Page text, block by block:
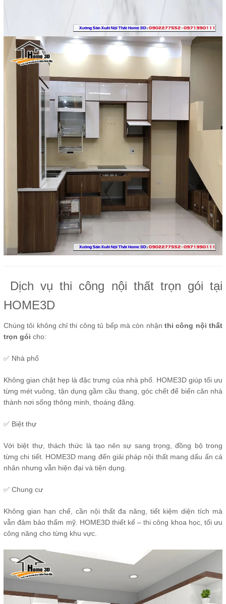
Dịch vụ thi công nội thất trọn gói tại
HOME3D
Chúng tôi không chỉ thi công tủ bếp mà còn nhận thi công nội thất
trọn gói cho:
✅ Nhà phố
Không gian chật hẹp là đặc trưng của nhà phố. HOME3D giúp tối ưu
từng mét vuông, tận dụng gầm cầu thang, góc chết để biến căn nhà
thành nơi sống thông minh, thoáng đãng.
✅ Biệt thự
Với biệt thự, thách thức là tạo nên sự sang trọng, đồng bộ trong
từng chi tiết. HOME3D mang đến giải pháp nội thất mang dấu ấn cá
nhân nhưng vẫn hiện đại và tiện dụng.
✅ Chung cư
Không gian hạn chế, cần nội thất đa năng, tiết kiệm diện tích mà
vẫn đảm bảo thẩm mỹ. HOME3D thiết kế – thi công khoa học, tối ưu
công năng cho từng khu vực.